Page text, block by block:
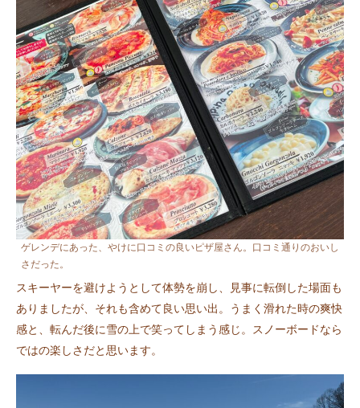
ゲレンデにあった、やけに口コミの良いピザ屋さん。口コミ通りのおいし
さだった。
スキーヤーを避けようとして体勢を崩し、見事に転倒した場面も
ありましたが、それも含めて良い思い出。うまく滑れた時の爽快
感と、転んだ後に雪の上で笑ってしまう感じ。スノーボードなら
ではの楽しさだと思います。